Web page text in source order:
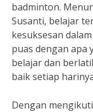
badminton.
Susanti, belajar
kesuksesan
puas dengan apa
belajar dan
baik setiap
Dengan